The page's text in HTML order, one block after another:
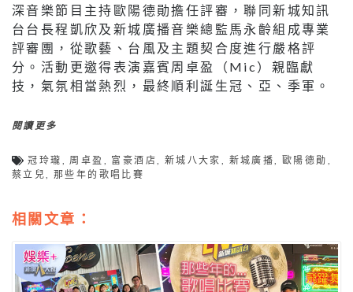
深音樂節目主持歐陽德勛擔任評審，聯同新城知訊
台台長程凱欣及新城廣播音樂總監馬永齡組成專業
評審團，從歌藝、台風及主題契合度進行嚴格評
分。活動更邀得表演嘉賓周卓盈（Mic）親臨獻
技，氣氛相當熱烈，最終順利誕生冠、亞、季軍。
閱讀更多
冠玲瓏 ,周卓盈 , 富豪酒店, 新城八大家 , 新城廣播, 歐陽德勛 ,
蔡立兒,那些年的歌唱比賽
相關文章：